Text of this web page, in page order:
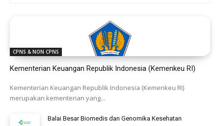
CPNS & NON CPNS
Kementerian Keuangan Republik Indonesia (Kemenkeu RI)
Kementerian Keuangan Republik Indonesia (Kemenkeu RI)
merupakan kementerian yang...
Balai Besar Biomedis dan Genomika Kesehatan